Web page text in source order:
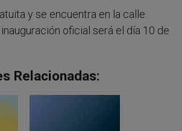
y se encuentra en la calle
oficial será el día 10 de
Relacionadas: